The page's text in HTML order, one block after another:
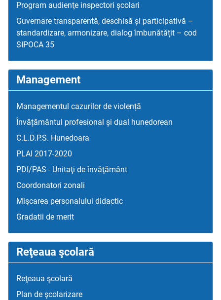
Program audienţe inspectori școlari
Guvernare transparentă, deschisă și participativă –
standardizare, armonizare, dialog îmbunătățit – cod
SIPOCA 35
Management
Managementul cazurilor de violență
Învățământul profesional și dual hunedorean
C.L.D.P.S. Hunedoara
PLAI 2017-2020
PDI/PAS - Unitaţi de învăţământ
Coordonatori zonali
Mişcarea personalului didactic
Gradatii de merit
Reţeaua şcolară
Reţeaua şcolară
Plan de şcolarizare